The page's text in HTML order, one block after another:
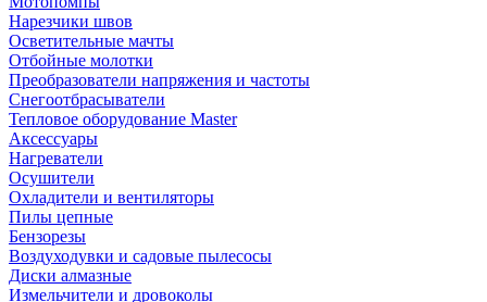
Нарезчики швов
Осветительные мачты
Отбойные молотки
Преобразователи напряжения и частоты
Снегоотбрасыватели
Тепловое оборудование Master
Аксессуары
Нагреватели
Осушители
Охладители и вентиляторы
Пилы цепные
Бензорезы
Воздуходувки и садовые пылесосы
Диски алмазные
Измельчители и дровоколы